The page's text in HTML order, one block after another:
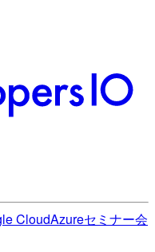
CloudAzureセミナー会